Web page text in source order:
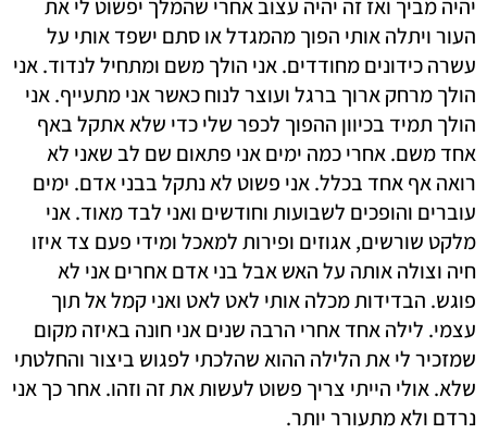
יהיה מביך ואז זה יהיה עצוב אחרי שהמלך יפשוט לי את
העור ויתלה אותי הפוך מהמגדל או סתם ישפד אותי על
עשרה כידונים מחודדים. אני הולך משם ומתחיל לנדוד. אני
הולך מרחק ארוך ברגל ועוצר לנוח כאשר אני מתעייף. אני
הולך תמיד בכיוון ההפוך לכפר שלי כדי שלא אתקל באף
אחד משם. אחרי כמה ימים אני פתאום שם לב שאני לא
רואה אף אחד בכלל. אני פשוט לא נתקל בבני אדם. ימים
עוברים והופכים לשבועות וחודשים ואני לבד מאוד. אני
מלקט שורשים, אגוזים ופירות למאכל ומידי פעם צד איזו
חיה וצולה אותה על האש אבל בני אדם אחרים אני לא
פוגש. הבדידות מכלה אותי לאט לאט ואני קמל אל תוך
עצמי. לילה אחד אחרי הרבה שנים אני חונה באיזה מקום
שמזכיר לי את הלילה ההוא שהלכתי לפגוש ביצור והחלטתי
שלא. אולי הייתי צריך פשוט לעשות את זה וזהו. אחר כך אני
נרדם ולא מתעורר יותר.